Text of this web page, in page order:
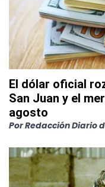
El dólar oficial
San Juan y el
agosto
PorRedacción Diario